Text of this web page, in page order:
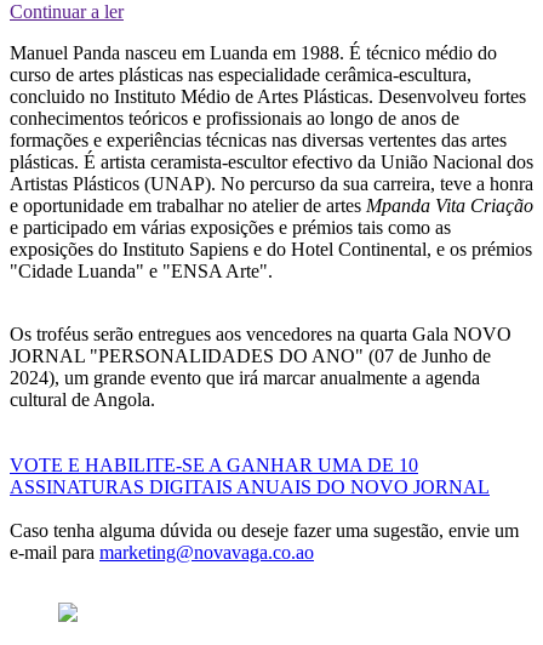
Continuar a ler
Manuel Panda nasceu em Luanda em 1988. É técnico médio do
curso de artes plásticas nas especialidade cerâmica-escultura,
concluido no Instituto Médio de Artes Plásticas. Desenvolveu fortes
conhecimentos teóricos e profissionais ao longo de anos de
formações e experiências técnicas nas diversas vertentes das artes
plásticas. É artista ceramista-escultor efectivo da União Nacional dos
Artistas Plásticos (UNAP). No percurso da sua carreira, teve a honra
e oportunidade em trabalhar no atelier de artes Mpanda Vita Criação
e participado em várias exposições e prémios tais como as
exposições do Instituto Sapiens e do Hotel Continental, e os prémios
"Cidade Luanda" e "ENSA Arte".
Os troféus serão entregues aos vencedores na quarta Gala NOVO
JORNAL "PERSONALIDADES DO ANO" (07 de Junho de
2024), um grande evento que irá marcar anualmente a agenda
cultural de Angola.
VOTE E HABILITE-SE A GANHAR UMA DE 10
ASSINATURAS DIGITAIS ANUAIS DO NOVO JORNAL
Caso tenha alguma dúvida ou deseje fazer uma sugestão, envie um
e-mail para marketing@novavaga.co.ao